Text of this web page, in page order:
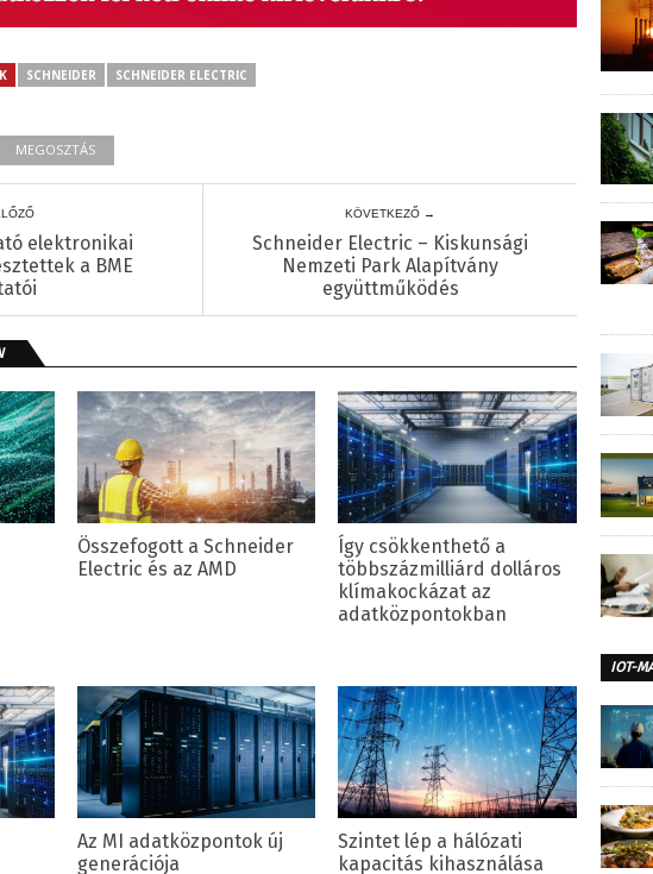
SCHNEIDER SCHNEIDER ELECTRIC
MEGOSZTÁS
elektronikai
a BME
KÖVETKEZŐ →
Schneider Electric – Kiskunsági
Nemzeti Park Alapítvány
együttműködés
Összefogott a Schneider
Electric és az AMD
Így csökkenthető a
többszázmilliárd dolláros
klímakockázat az
adatközpontokban
Az MI adatközpontok új
generációja
Szintet lép a hálózati
kapacitás kihasználása
IOT-